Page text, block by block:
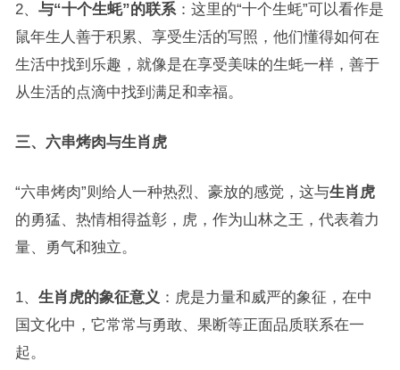
2、 与“十个生蚝”的联系：这里的“十个生蚝”可以看作是
鼠年生人善于积累、享受生活的写照，他们懂得如何在
生活中找到乐趣，就像是在享受美味的生蚝一样，善于
从生活的点滴中找到满足和幸福。
三、六串烤肉与生肖虎
“六串烤肉”则给人一种热烈、豪放的感觉，这与生肖虎
的勇猛、热情相得益彰，虎，作为山林之王，代表着力
量、勇气和独立。
1、 生肖虎的象征意义 ：虎是力量和威严的象征，在中
国文化中，它常常与勇敢、果断等正面品质联系在一
起。